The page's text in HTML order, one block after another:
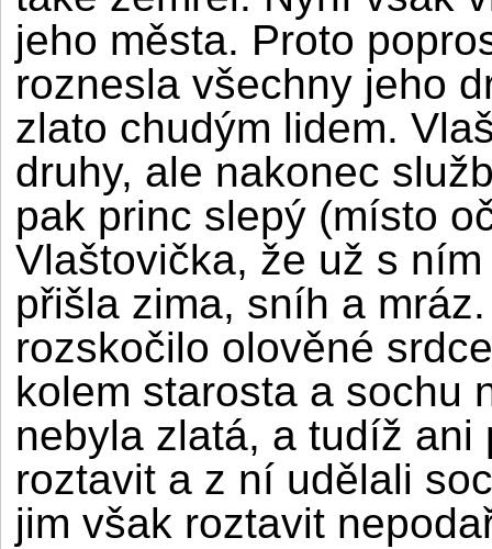
jeho města. Proto
roznesla všechny jeho
zlato chudým lidem.
druhy, ale nakonec
pak princ slepý (místo
Vlaštovička, že už s
přišla zima, sníh a
rozskočilo olověné
kolem starosta a sochu
nebyla zlatá, a tudíž
roztavit a z ní udělali
jim však roztavit